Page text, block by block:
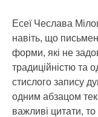
Есеї Чеслава
навіть, що
форми, які не
традиційністю та
стислого запису
одним абзацом
важливі цитати, то